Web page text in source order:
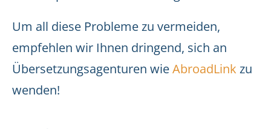
Um all diese Probleme zu vermeiden,
empfehlen wir Ihnen dringend, sich an
Übersetzungsagenturen wieAbroadLink zu
wenden!